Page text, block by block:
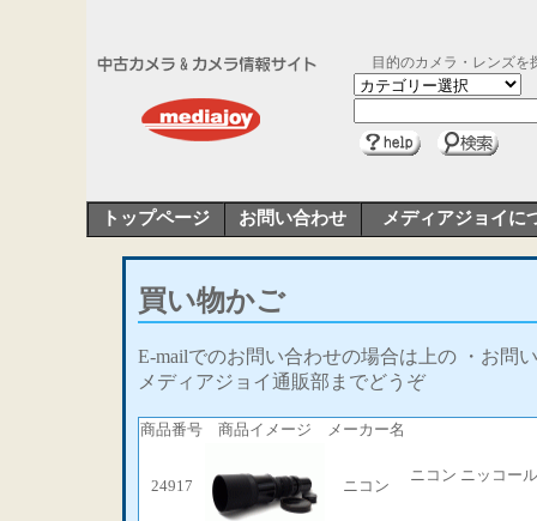
目的のカメラ・レンズを
トップページ お問い合わせ メディアジョイに
買い物かご
E-mailでのお問い合わせの場合は上の ・お問
メディアジョイ通販部までどうぞ
商品番号 商品イメージ メーカー名
24917 ニコン
ニコン ニッコー